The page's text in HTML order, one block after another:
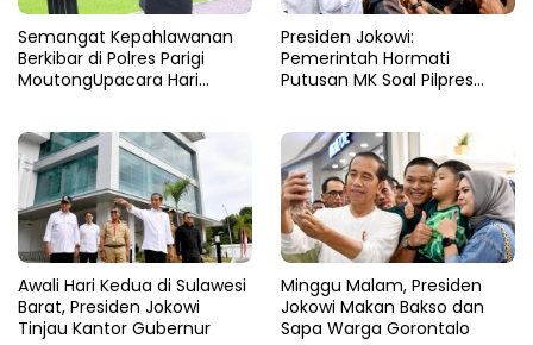
Semangat Kepahlawanan
Berkibar di Polres Parigi
MoutongUpacara Hari
Presiden Jokowi:
Pemerintah Hormati
Putusan MK Soal Pilpres
Awali Hari Kedua di Sulawesi
Barat, Presiden Jokowi
Tinjau Kantor Gubernur
Minggu Malam, Presiden
Jokowi Makan Bakso dan
Sapa Warga Gorontalo